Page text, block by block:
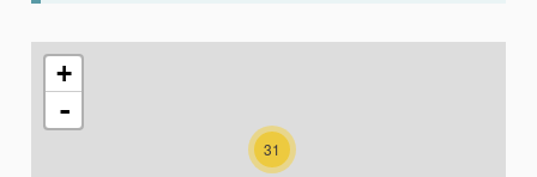
L'elemento seguente è una mappa che presenta gli
31
+
-